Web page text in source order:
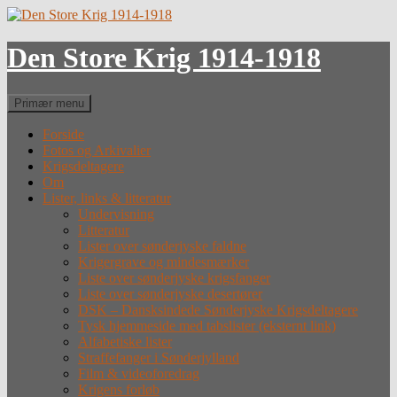
Hop
indhold
Den Store Krig 1914-1918
Søg
Primær menu
Forside
Fotos og Arkivalier
Krigsdeltagere
Om
Lister, links & litteratur
Undervisning
Litteratur
Lister over sønderjyske faldne
Krigergrave og mindesmærker
Liste over sønderjyske krigsfanger
Liste over sønderjyske desertører
DSK – Dansksindede Sønderjyske Krigsdeltagere
Tysk hjemmeside med tabslister (eksternt link)
Alfabetiske lister
Straffefanger i Sønderjylland
Film & videoforedrag
Krigens forløb